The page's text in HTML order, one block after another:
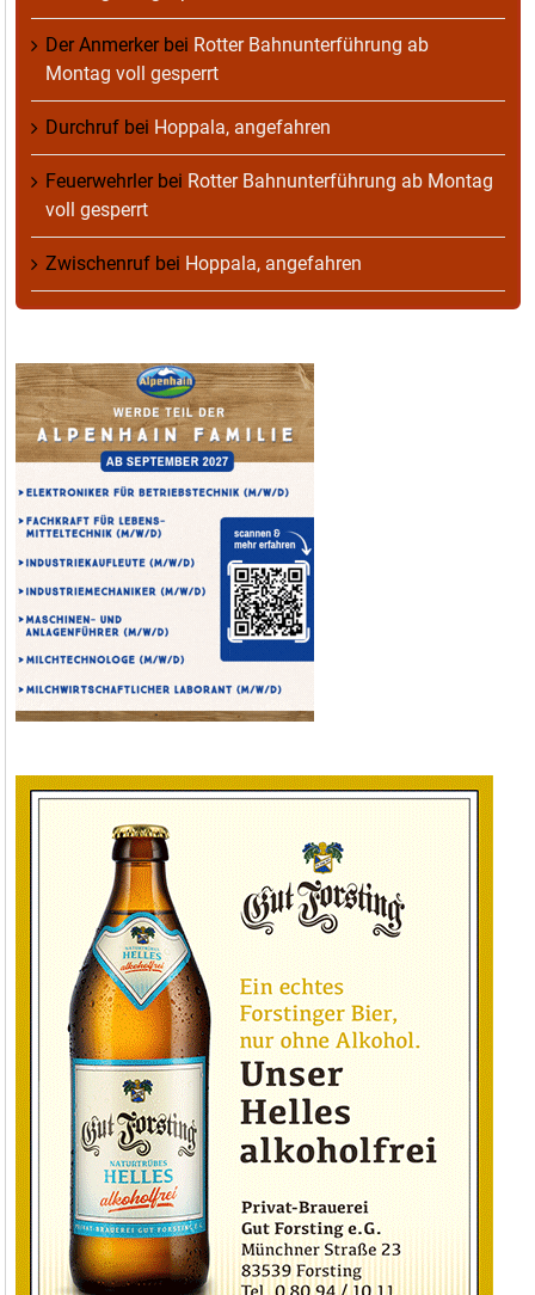
Der Anmerkerbei Rotter Bahnunterführung ab
Montag voll gesperrt
Durchruf bei Hoppala, angefahren
Feuerwehrlerbei Rotter Bahnunterführung ab Montag
voll gesperrt
Zwischenruf bei Hoppala, angefahren